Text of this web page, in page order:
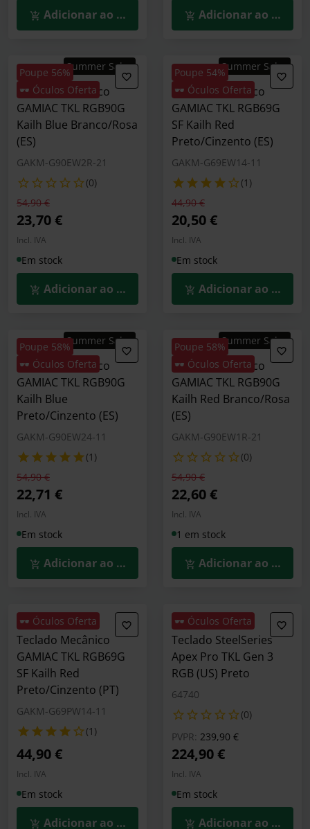
Adicionar ao Carrinho Adicionar ao
Poupe 56%
🕶️ Óculos Oferta
Summer Sales
Teclado Mecânico
GAMIAC TKL RGB90G
Kailh Blue Branco/Rosa
(ES)
GAKM-G90EW2R-21
(0)
Preço reduzido de
54,90 €para
23,70 €
Incl. IVA
Em stock
Adicionar ao Carrinho
Poupe 54%
🕶️ Óculos Oferta
Summer Sales
Teclado Mecânico
GAMIAC TKL RGB69G
SF Kailh Red
Preto/Cinzento (ES)
GAKM-G69EW14-11
(1)
Preço reduzido de
44,90 €para
20,50 €
Incl. IVA
Em stock
Adicionar ao
Poupe 58%
🕶️ Óculos Oferta
Summer Sales
Teclado Mecânico
GAMIAC TKL RGB90G
Kailh Blue
Preto/Cinzento (ES)
GAKM-G90EW24-11
(1)
Preço reduzido de
54,90 €para
22,71 €
Incl. IVA
Em stock
Adicionar ao Carrinho
Poupe 58%
🕶️ Óculos Oferta
Summer Sales
Teclado Mecânico
GAMIAC TKL RGB90G
Kailh Red Branco/Rosa
(ES)
GAKM-G90EW1R-21
(0)
Preço reduzido de
54,90 €para
22,60 €
Incl. IVA
1 em stock
Adicionar ao
🕶️ Óculos Oferta
Teclado Mecânico
GAMIAC TKL RGB69G
SF Kailh Red
Preto/Cinzento (PT)
GAKM-G69PW14-11
(1)
44,90 €
Incl. IVA
Em stock
Adicionar ao Carrinho
🕶️ Óculos Oferta
Teclado SteelSeries
Apex Pro TKL Gen 3
RGB (US) Preto
64740
(0)
PVPR: Preço reduzido de
239,90 €para
224,90 €
Incl. IVA
Em stock
Adicionar ao